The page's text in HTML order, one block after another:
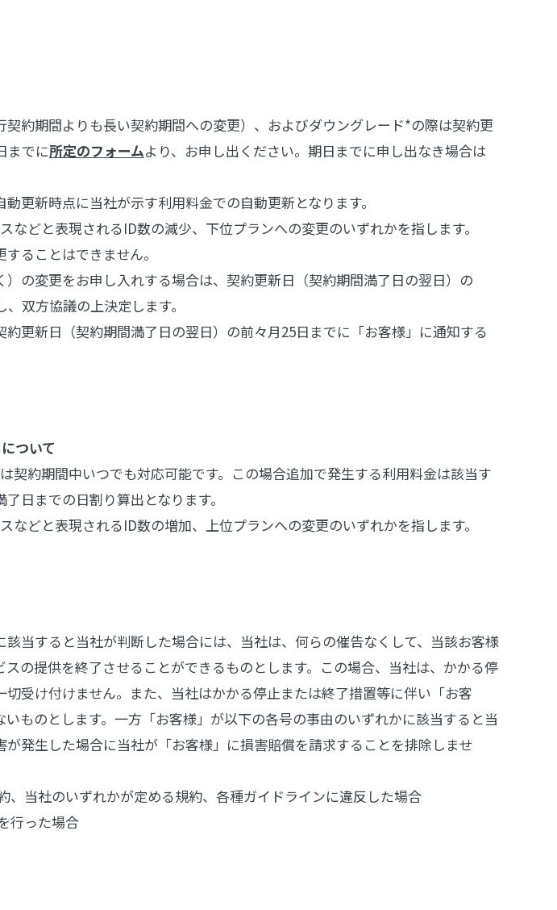
約期間よりも長い契約期間への変更）、およびダウングレード*の際は契約更
までに所定のフォームより、お申し出ください。期日までに申し出なき場合は
更新時点に当社が示す利用料金での自動更新となります。
どと表現されるID数の減少、下位プランへの変更のいずれかを指します。
ることはできません。
の変更をお申し入れする場合は、契約更新日（契約期間満了日の翌日）の
双方協議の上決定します。
更新日（契約期間満了日の翌日）の前々月25日までに「お客様」に通知する
ついて
契約期間中いつでも対応可能です。この場合追加で発生する利用料金は該当す
日までの日割り算出となります。
どと表現されるID数の増加、上位プランへの変更のいずれかを指します。
当すると当社が判断した場合には、当社は、何らの催告なくして、当該お客様
の提供を終了させることができるものとします。この場合、当社は、かかる停
受け付けません。また、当社はかかる停止または終了措置等に伴い「お客
ものとします。一方「お客様」が以下の各号の事由のいずれかに該当すると当
発生した場合に当社が「お客様」に損害賠償を請求することを排除しませ
、当社のいずれかが定める規約、各種ガイドラインに違反した場合
行った場合